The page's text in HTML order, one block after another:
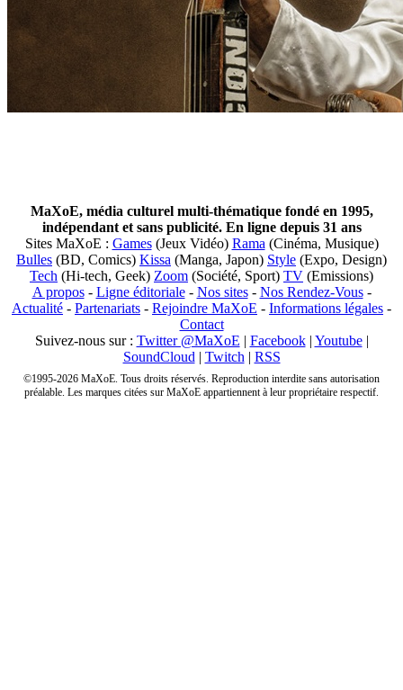
MaXoE, média culturel multi-thématique fondé en 1995,
indépendant et sans publicité. En ligne depuis 31 ans
Sites MaXoE : Games(Jeux Vidéo) Rama (Cinéma, Musique)
Bulles (BD, Comics) Kissa (Manga, Japon) Style (Expo, Design)
Tech (Hi-tech, Geek) Zoom (Société, Sport) TV (Emissions)
A propos- Ligne éditoriale- Nos sites- Nos Rendez-Vous-
Actualité - Partenariats - Rejoindre MaXoE - Informations légales -
Contact
Suivez-nous sur : Twitter @MaXoE | Facebook| Youtube|
SoundCloud | Twitch | RSS
©1995-2026 MaXoE. Tous droits réservés. Reproduction interdite sans autorisation
préalable. Les marques citées sur MaXoE appartiennent à leur propriétaire respectif.